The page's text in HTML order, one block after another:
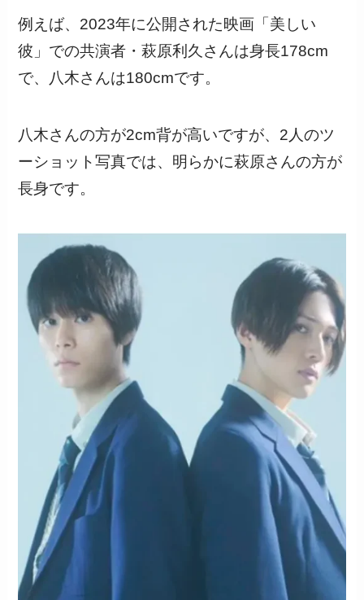
例えば、2023年に公開された映画「美しい
彼」での共演者・萩原利久さんは身長178cm
で、八木さんは180cmです。
八木さんの方が2cm背が高いですが、2人のツ
ーショット写真では、明らかに萩原さんの方が
長身です。